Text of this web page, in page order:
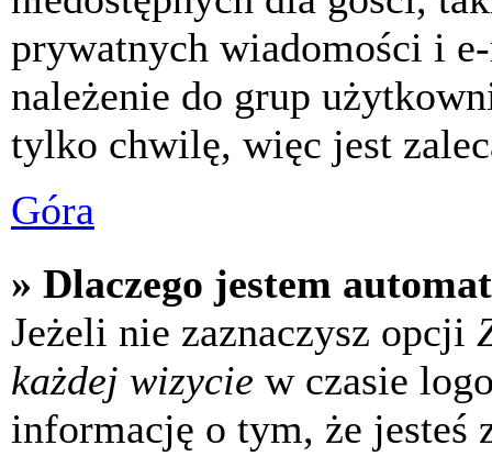
prywatnych wiadomości i
należenie do grup
tylko chwilę, więc jest
Góra
» Dlaczego jestem
Jeżeli nie zaznaczysz opcji
każdej wizycie w czasie
informację o tym, że jesteś